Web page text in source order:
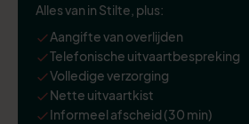
Alles van in Stilte, plus:
Aangifte van overlijden
Telefonische uitvaartbespreking
Volledige verzorging
Nette uitvaartkist
Informeel afscheid (30 min)